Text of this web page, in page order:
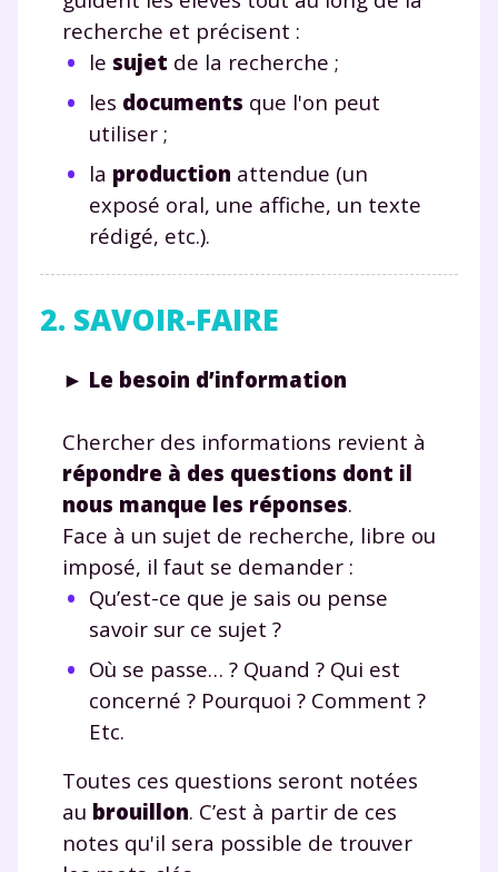
recherche et précisent :
le sujet de la recherche ;
les documents que l'on peut
utiliser ;
la production attendue (un
exposé oral, une affiche, un texte
rédigé, etc.).
2. SAVOIR-FAIRE
► Le besoin d’information
Chercher des informations revient à
répondre à des questions dont il
nous manque les réponses.
Face à un sujet de recherche, libre ou
imposé, il faut se demander :
Qu’est-ce que je sais ou pense
savoir sur ce sujet ?
Où se passe… ? Quand ? Qui est
concerné ? Pourquoi ? Comment ?
Etc.
Toutes ces questions seront notées
au brouillon. C’est à partir de ces
notes qu'il sera possible de trouver